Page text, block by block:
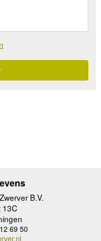
B.V.
13C
69 50